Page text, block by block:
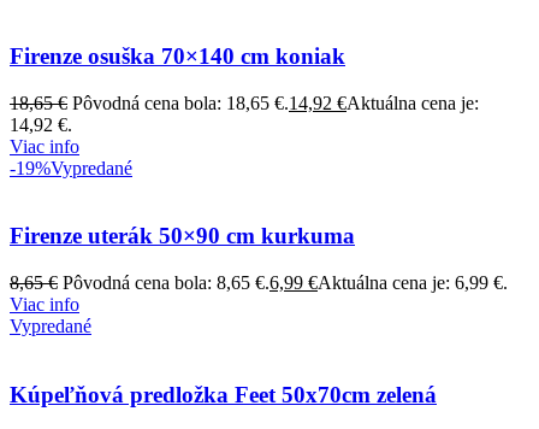
Firenze osuška 70×140 cm koniak
18,65€ Pôvodná cena bola: 18,65 €.14,92 €Aktuálna cena je:
14,92 €.
Viac info
-19%Vypredané
Firenze uterák 50×90 cm kurkuma
8,65€ Pôvodná cena bola: 8,65 €.6,99 €Aktuálna cena je: 6,99 €.
Viac info
Vypredané
Kúpeľňová predložka Feet 50x70cm zelená